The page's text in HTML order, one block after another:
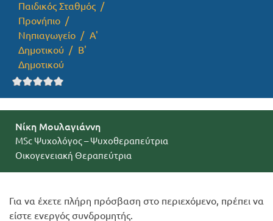
Παιδικός Σταθμός
Προνήπιο
Νηπιαγωγείο
Α'
Δημοτικού
Β'
Δημοτικού
Νίκη Μουλαγιάννη
MSc Ψυχολόγος – Ψυχοθεραπεύτρια
Οικογενειακή Θεραπεύτρια
Για να έχετε πλήρη πρόσβαση στο περιεχόμενο, πρέπει να
είστε ενεργός συνδρομητής.